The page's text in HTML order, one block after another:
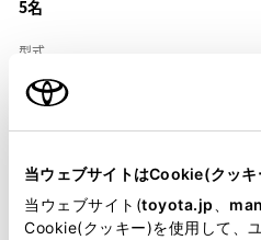
当ウェブサイトはCookie(クッキ
当ウェブサイト(toyota.jp
Cookie(クッキー)を使用して、
5名
型式
ホイールベース ※1
2580mm